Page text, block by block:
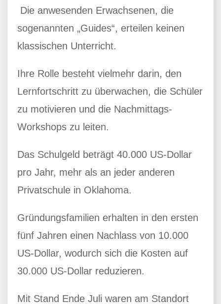
Die anwesenden Erwachsenen, die
sogenannten „Guides“, erteilen keinen
klassischen Unterricht.
Ihre Rolle besteht vielmehr darin, den
Lernfortschritt zu überwachen, die Schüler
zu motivieren und die Nachmittags-
Workshops zu leiten.
Das Schulgeld beträgt 40.000 US-Dollar
pro Jahr, mehr als an jeder anderen
Privatschule in Oklahoma.
Gründungsfamilien erhalten in den ersten
fünf Jahren einen Nachlass von 10.000
US-Dollar, wodurch sich die Kosten auf
30.000 US-Dollar reduzieren.
Mit Stand Ende Juli waren am Standort